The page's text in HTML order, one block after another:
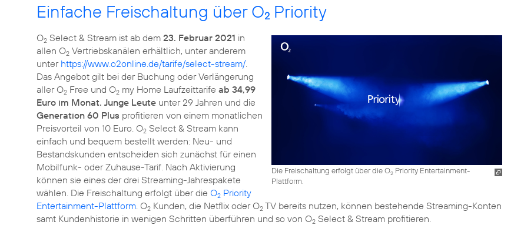
Einfache Freischaltung über O2 Priority
Die Freischaltung erfolgt über die O2Priority Entertainment-
Plattform.
O2 Select & Stream ist ab dem 23. Februar 2021 in
allen O2 Vertriebskanälen erhältlich, unter anderem
unter https://www.o2online.de/tarife/select-stream/.
Das Angebot gilt bei der Buchung oder Verlängerung
aller O2 Free und O2 my Home Laufzeittarife ab 34,99
Euro im Monat. Junge Leute unter 29 Jahren und die
Generation 60 Plus profitieren von einem monatlichen
Preisvorteil von 10 Euro. O2 Select & Stream kann
einfach und bequem bestellt werden: Neu- und
Bestandskunden entscheiden sich zunächst für einen
Mobilfunk- oder Zuhause-Tarif. Nach Aktivierung
können sie eines der drei Streaming-Jahrespakete
wählen. Die Freischaltung erfolgt über die O2 Priority
Entertainment-Plattform. O2 Kunden, die Netflix oder O2 TV bereits nutzen, können bestehende Streaming-Konten
samt Kundenhistorie in wenigen Schritten überführen und so von O2 Select & Stream profitieren.